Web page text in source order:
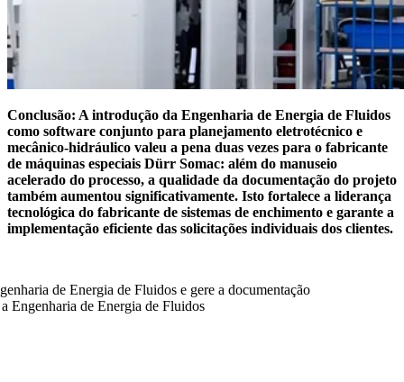
Conclusão: A introdução da Engenharia de Energia de Fluidos
como software conjunto para planejamento eletrotécnico e
mecânico-hidráulico valeu a pena duas vezes para o fabricante
de máquinas especiais Dürr Somac: além do manuseio
acelerado do processo, a qualidade da documentação do projeto
também aumentou significativamente. Isto fortalece a liderança
tecnológica do fabricante de sistemas de enchimento e garante a
implementação eficiente das solicitações individuais dos clientes.
de Energia de Fluidos e gere a documentação
Engenharia de Energia de Fluidos